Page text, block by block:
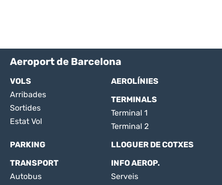
Aeroport de Barcelona
VOLS
Arribades
Sortides
Estat Vol
AEROLÍNIES
TERMINALS
Terminal 1
Terminal 2
PARKING
LLOGUER DE COTXES
TRANSPORT
Autobus
INFO AEROP.
Serveis